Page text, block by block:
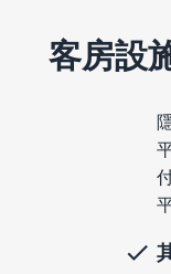
客房設